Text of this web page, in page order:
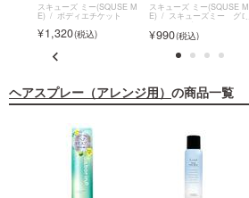
スキューズ ミー(SQUSE M
E) ボディエチケット
1,320
スキューズ ミー(SQUSE M
E) スキューズミー グロ
ッシーコート
990
ヘアスプレー（アレンジ用） の商品一覧